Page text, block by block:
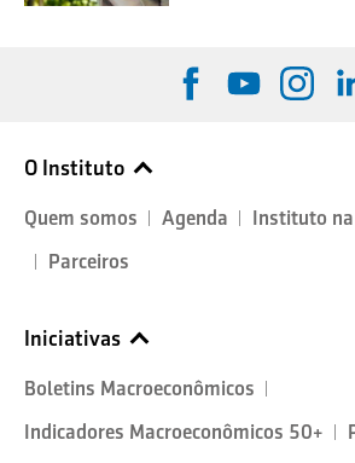
O Instituto
Quem somos Agenda Instituto
Parceiros
Iniciativas
Boletins Macroeconômicos
Indicadores Macroeconômicos 50+